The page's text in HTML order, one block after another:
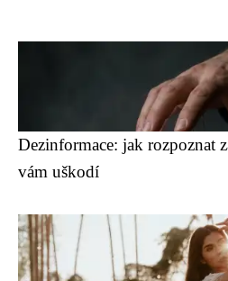
Dezinformace: jak rozpoznat
vám uškodí